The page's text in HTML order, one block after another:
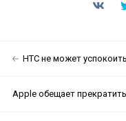
HTC не может
Apple обещает прекратить